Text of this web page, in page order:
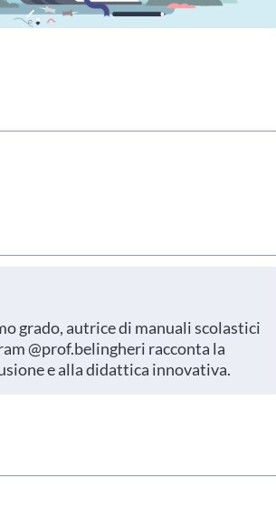
grado, autrice di manuali scolastici
@prof.belingheri racconta la
e alla didattica innovativa.